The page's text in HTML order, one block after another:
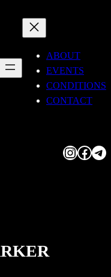
ABOUT
EVENTS
CONDITIONS
CONTACT
InstagramFacebook Telegram